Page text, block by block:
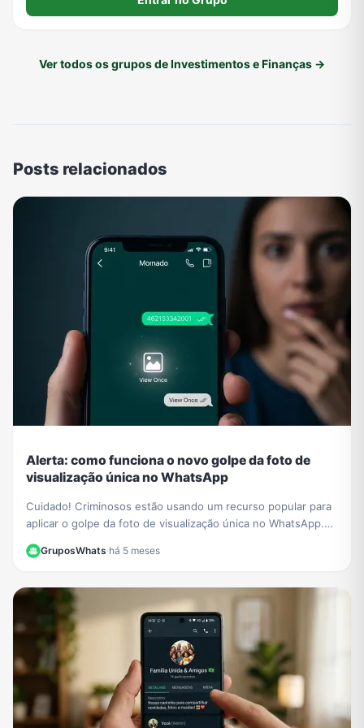
Ver todos os grupos de Investimentos e Finanças →
Posts relacionados
Alerta: como funciona o novo golpe da foto de
visualização única no WhatsApp
Cuidado! Criminosos estão usando um recurso popular para
aplicar o golpe da foto de visualização única no WhatsApp.
Saiba como funciona e proteja-se.
GruposWhats·há 5 meses